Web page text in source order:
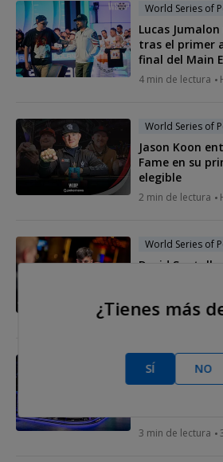
World Series of
Lucas
tras el primer
final del Main
4 min de lectura
World Series of
Jason Koon
Fame en su
elegible
2 min de lectura
World Series of
David
WSOP-C
2 min de lectura
World Series of
Las WSOP
3 min de lectura
¿Tienes más
SÍ NO